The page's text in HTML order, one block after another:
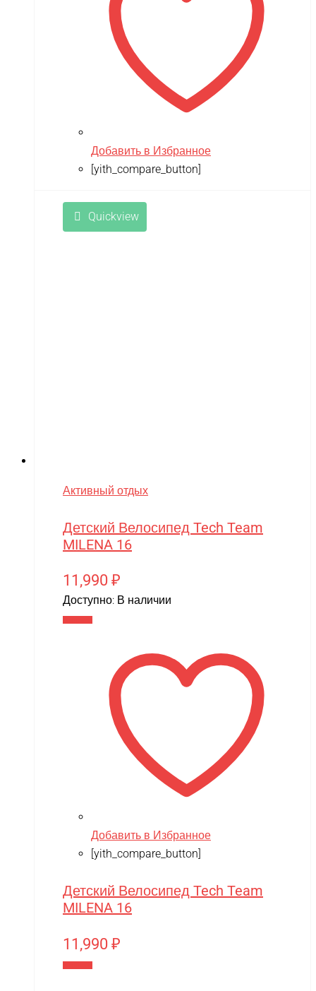
Добавить в Избранное
[yith_compare_button]
Quickview
Активный отдых
Детский Велосипед Tech Team
MILENA 16
11,990 ₽
Доступно: В наличии
Добавить в Избранное
[yith_compare_button]
Детский Велосипед Tech Team
MILENA 16
11,990 ₽